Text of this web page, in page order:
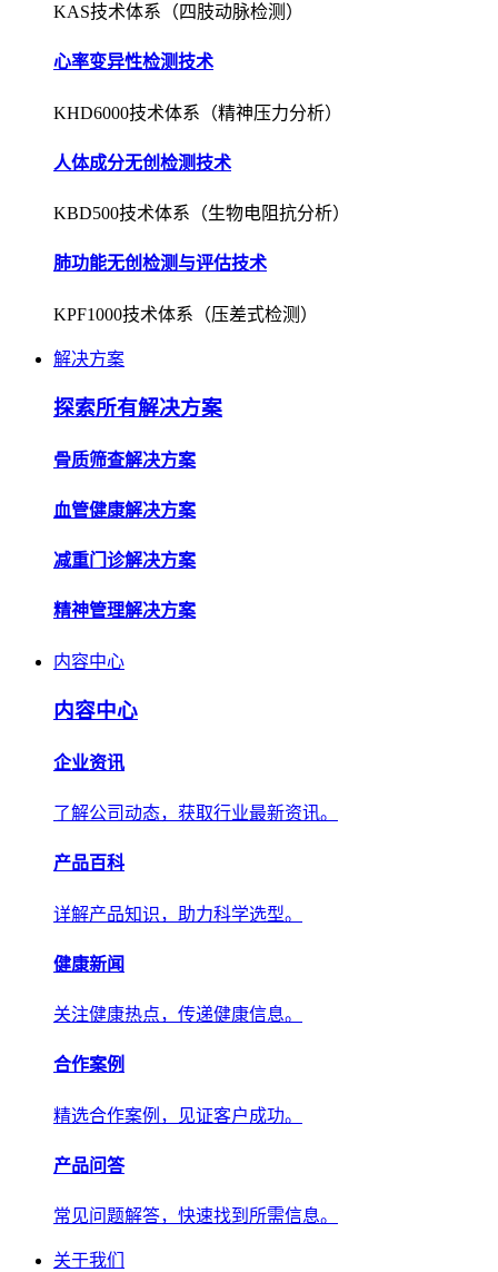
KAS技术体系（四肢动脉检测）
心率变异性检测技术
KHD6000技术体系（精神压力分析）
人体成分无创检测技术
KBD500技术体系（生物电阻抗分析）
肺功能无创检测与评估技术
KPF1000技术体系（压差式检测）
解决方案
探索所有解决方案
骨质筛查解决方案
血管健康解决方案
减重门诊解决方案
精神管理解决方案
内容中心
内容中心
企业资讯
了解公司动态，获取行业最新资讯。
产品百科
详解产品知识，助力科学选型。
健康新闻
关注健康热点，传递健康信息。
合作案例
精选合作案例，见证客户成功。
产品问答
常见问题解答，快速找到所需信息。
关于我们